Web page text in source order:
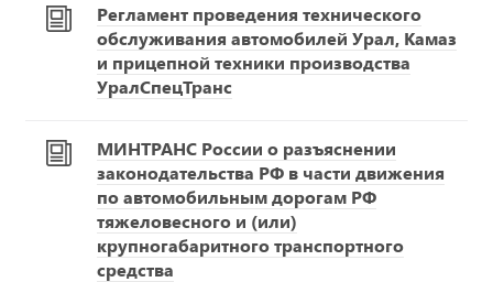
Регламент проведения технического
обслуживания автомобилей Урал, Камаз
и прицепной техники производства
УралСпецТранс
МИНТРАНС России о разъяснении
законодательства РФ в части движения
по автомобильным дорогам РФ
тяжеловесного и (или)
крупногабаритного транспортного
средства